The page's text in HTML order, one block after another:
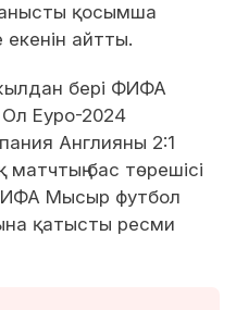
қосымша
екенін айтты.
бері ФИФА
Ол Еуро-2024
Англияны 2:1
бас төрешісі
Мысыр футбол
қатысты ресми